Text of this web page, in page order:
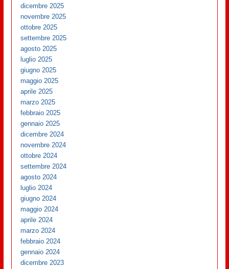
dicembre 2025
novembre 2025
ottobre 2025
settembre 2025
agosto 2025
luglio 2025
giugno 2025
maggio 2025
aprile 2025
marzo 2025
febbraio 2025
gennaio 2025
dicembre 2024
novembre 2024
ottobre 2024
settembre 2024
agosto 2024
luglio 2024
giugno 2024
maggio 2024
aprile 2024
marzo 2024
febbraio 2024
gennaio 2024
dicembre 2023